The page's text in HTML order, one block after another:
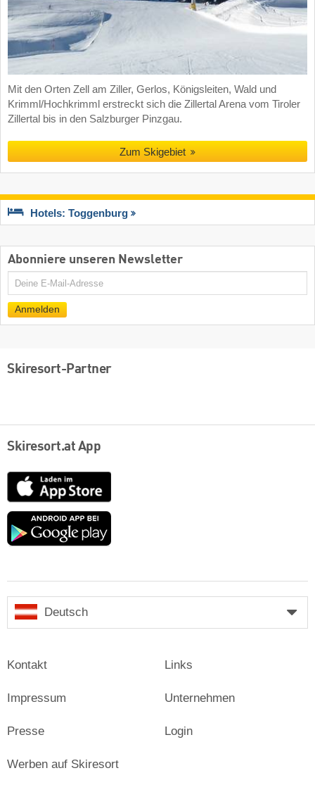
Mit den Orten Zell am Ziller, Gerlos, Königsleiten, Wald und
Krimml/Hochkrimml erstreckt sich die Zillertal Arena vom Tiroler
Zillertal bis in den Salzburger Pinzgau.
Zum Skigebiet
Hotels: Toggenburg
Abonniere unseren Newsletter
E-
Anmelden
Skiresort-Partner
Skiresort.at App
App
Store
Google
Deutsch
Kontakt
Impressum
Presse
Links
Unternehmen
Login
Werben auf Skiresort